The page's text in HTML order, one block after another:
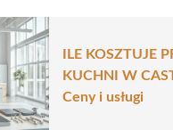
ILE KOSZTUJE
KUCHNI W
Ceny i usługi